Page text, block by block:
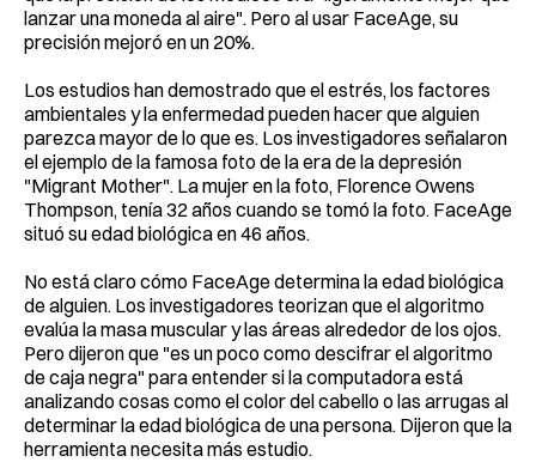
lanzar una moneda al aire". Pero al usar FaceAge, su
precisión mejoró en un 20%.
Los estudios han demostrado que el estrés, los factores
ambientales y la enfermedad pueden hacer que alguien
parezca mayor de lo que es. Los investigadores señalaron
el ejemplo de la famosa foto de la era de la depresión
"Migrant Mother". La mujer en la foto, Florence Owens
Thompson, tenía 32 años cuando se tomó la foto. FaceAge
situó su edad biológica en 46 años.
No está claro cómo FaceAge determina la edad biológica
de alguien. Los investigadores teorizan que el algoritmo
evalúa la masa muscular y las áreas alrededor de los ojos.
Pero dijeron que "es un poco como descifrar el algoritmo
de caja negra" para entender si la computadora está
analizando cosas como el color del cabello o las arrugas al
determinar la edad biológica de una persona. Dijeron que la
herramienta necesita más estudio.